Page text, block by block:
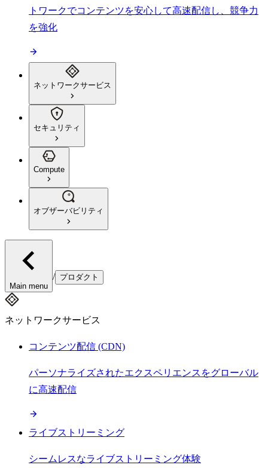
トワークでコンテンツを安心して高速配信し、競争力
を強化
ネットワークサービス
セキュリティ
Compute
オブザーバビリティ
Main menu
/ プロダクト
ネットワークサービス
コンテンツ配信 (CDN)
パーソナライズされたエクスペリエンスをグローバル
に高速配信
ライブストリーミング
シームレスなライブストリーミング体験